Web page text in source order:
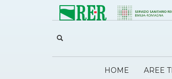
HOME AREE